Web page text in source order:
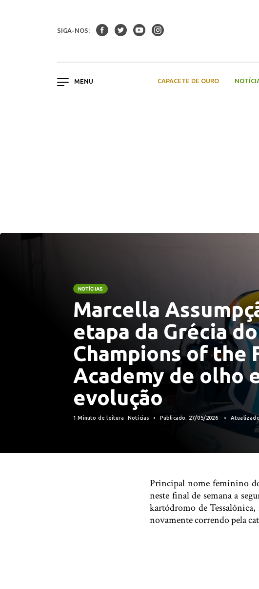
SIGA-NOS:
CAPACETE DE OURO
NOTÍCIAS
Marcella
etapa da Grécia do
Champions of the
Academy de olho
evolução
1 Minuto de leitura Notícias Publicado: 27/05/2026
Principal nome feminino
neste final de semana a
kartódromo de
novamente correndo pela